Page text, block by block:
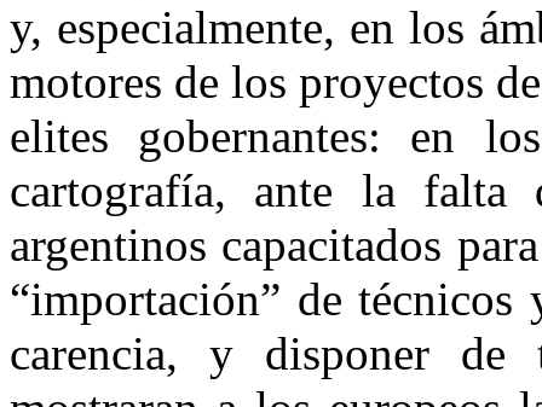
y, especialmente, en los
motores de los proyectos
elites gobernantes: en
cartografía, ante la falta
argentinos capacitados
“importación” de
carencia, y disponer de